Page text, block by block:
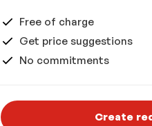
Free of charge
Get price suggestions
No commitments
Create